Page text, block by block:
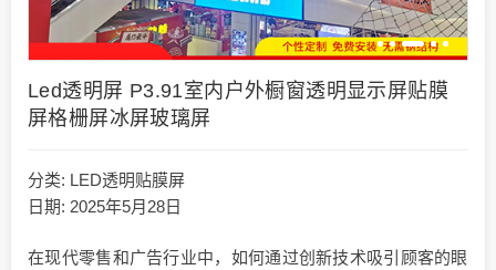
Led透明屏 P3.91室内户外橱窗透明显示屏贴膜
屏格栅屏冰屏玻璃屏
分类: LED透明贴膜屏
日期: 2025年5月28日
在现代零售和广告行业中，如何通过创新技术吸引顾客的眼